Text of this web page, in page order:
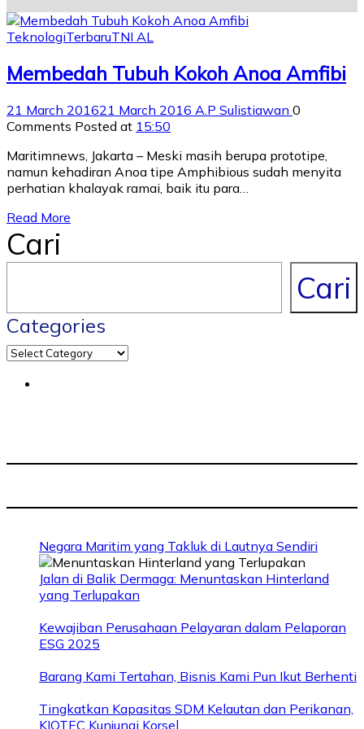
TeknologiTerbaruTNI AL
Membedah Tubuh Kokoh Anoa Amfibi
21 March 201621 March 2016 A.P Sulistiawan 0
Comments Posted at 15:50
Maritimnews, Jakarta – Meski masih berupa prototipe,
namun kehadiran Anoa tipe Amphibious sudah menyita
perhatian khalayak ramai, baik itu para…
Read More
Cari
Cari
Categories
Negara Maritim yang Takluk di Lautnya Sendiri
Jalan di Balik Dermaga: Menuntaskan Hinterland
yang Terlupakan
Kewajiban Perusahaan Pelayaran dalam Pelaporan
ESG 2025
Barang Kami Tertahan, Bisnis Kami Pun Ikut Berhenti
Tingkatkan Kapasitas SDM Kelautan dan Perikanan,
KIOTEC Kunjungi Korsel